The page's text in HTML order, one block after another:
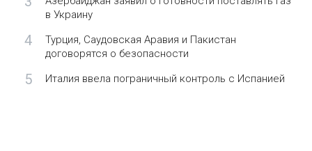
в Украину
4
Турция, Саудовская Аравия и Пакистан
договорятся о безопасности
5 Италия ввела пограничный контроль с Испанией